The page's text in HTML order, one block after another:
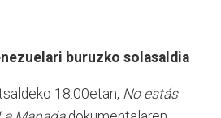
buruzko solasaldia
18:00etan, No estás